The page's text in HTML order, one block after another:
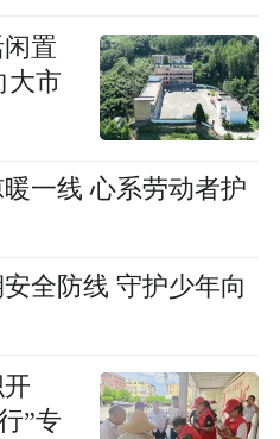
置
大市
一线 心系劳动者护
全防线 守护少年向
”专